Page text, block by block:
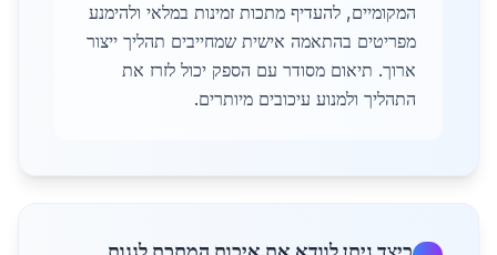
המקומיים, להעדיף מתכות זמינות במלאי ולהימנע
מפריטים בהתאמה אישית שמחייבים תהליך ייצור
ארוך. תיאום מסודר עם הספק יכול לזרז את
התהליך ולמנוע עיכובים מיותרים.